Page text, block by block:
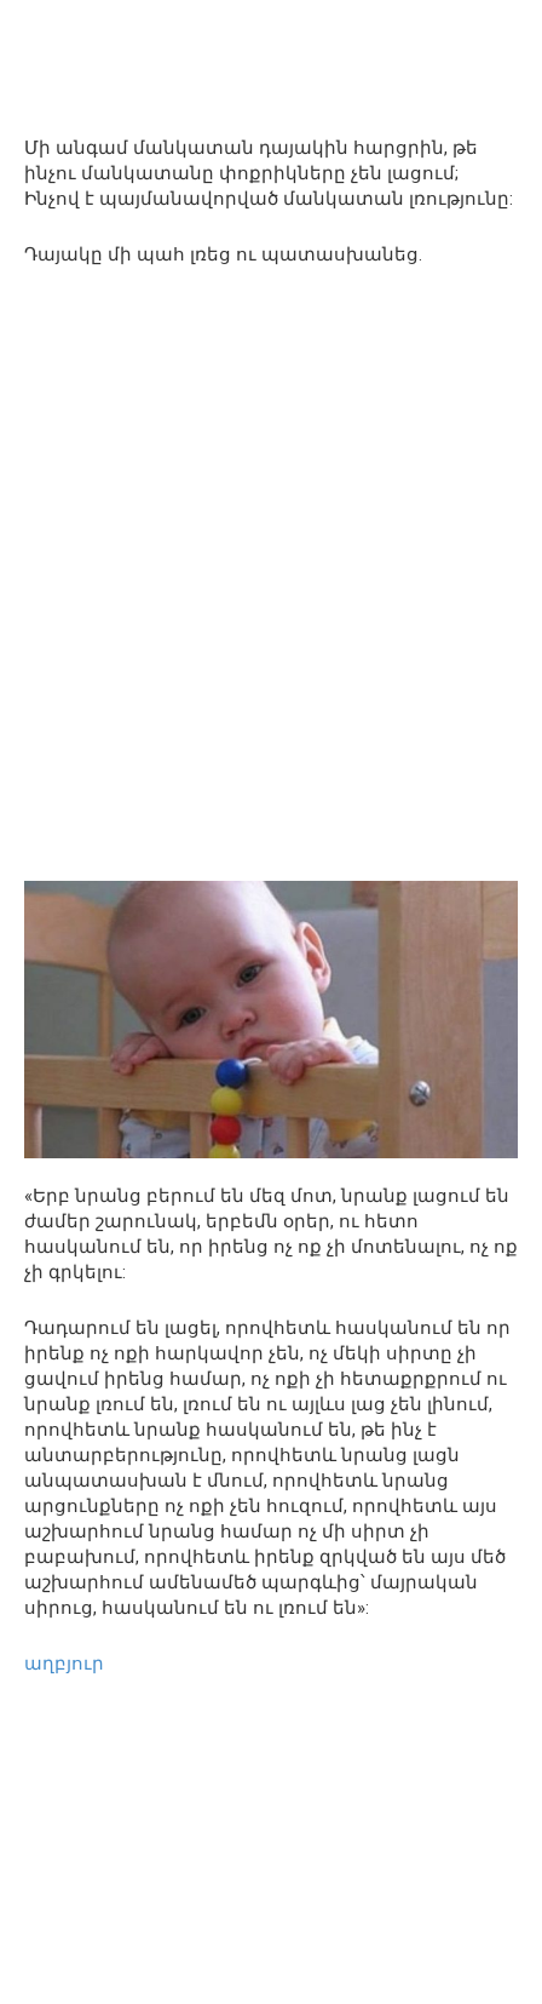
Մի անգամ մանկատան դայակին հարցրին, թե
ինչու մանկատանը փոքրիկները չեն լացում;
Ինչով է պայմանավորված մանկատան լռությունը:
Դայակը մի պահ լռեց ու պատասխանեց.
«Երբ նրանց բերում են մեզ մոտ, նրանք լացում են
ժամեր շարունակ, երբեմն օրեր, ու հետո
հասկանում են, որ իրենց ոչ ոք չի մոտենալու, ոչ ոք
չի գրկելու:
Դադարում են լացել, որովհետև հասկանում են որ
իրենք ոչ ոքի հարկավոր չեն, ոչ մեկի սիրտը չի
ցավում իրենց համար, ոչ ոքի չի հետաքրքրում ու
նրանք լռում են, լռում են ու այլևս լաց չեն լինում,
որովհետև նրանք հասկանում են, թե ինչ է
անտարբերությունը, որովհետև նրանց լացն
անպատասխան է մնում, որովհետև նրանց
արցունքները ոչ ոքի չեն հուզում, որովհետև այս
աշխարհում նրանց համար ոչ մի սիրտ չի
բաբախում, որովհետև իրենք զրկված են այս մեծ
աշխարհում ամենամեծ պարգևից՝ մայրական
սիրուց, հասկանում են ու լռում են»:
աղբյուր